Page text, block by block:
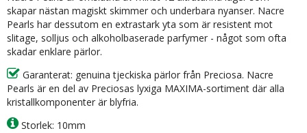
skapar nästan magiskt skimmer och underbara nyanser. Nacre
Pearls har dessutom en extrastark yta som är resistent mot
slitage, solljus och alkoholbaserade parfymer - något som ofta
skadar enklare pärlor.
Garanterat: genuina tjeckiska pärlor från Preciosa. Nacre
Pearls är en del av Preciosas lyxiga MAXIMA-sortiment där alla
kristallkomponenter är blyfria.
Storlek: 10mm